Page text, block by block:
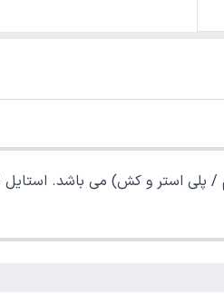
می باشد. استایل نیمه جذب / راسته